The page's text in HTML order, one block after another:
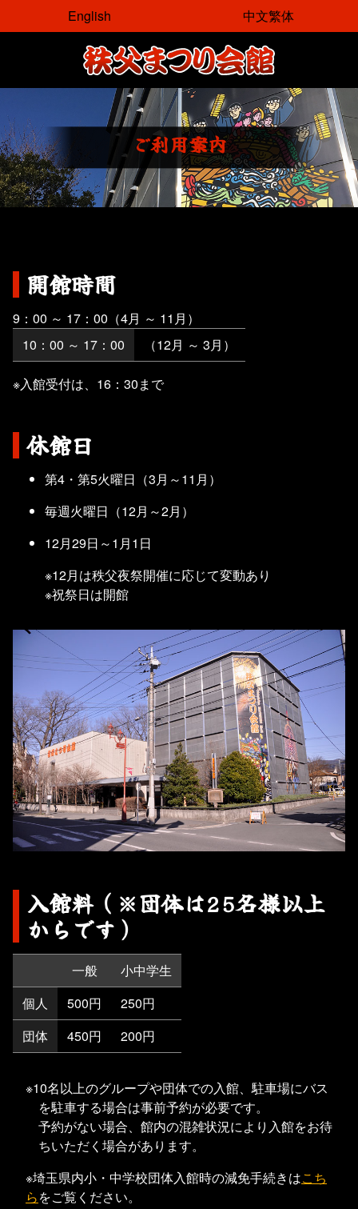
ン
ツ
文
へ
ス
キ
ッ
English 中文繁体
ご利用案内
開館時間
9：00 ～ 17：00（4月 ～ 11月）
10：00 ～ 17：00
（12月 ～ 3月）
※入館受付は、16：30まで
休館日
第4・第5火曜日（3月～11月）
毎週火曜日（12月～2月）
12月29日～1月1日
※12月は秩父夜祭開催に応じて変動あり
※祝祭日は開館
入館料（※団体は25名様以上
からです）
一般
小中学生
個人
500円
250円
団体
450円 200円
※10名以上のグループや団体での入館、駐車場にバス
を駐車する場合は事前予約が必要です。
予約がない場合、館内の混雑状況により入館をお待
ちいただく場合があります。
※埼玉県内小・中学校団体入館時の減免手続きはこち
らをご覧ください。